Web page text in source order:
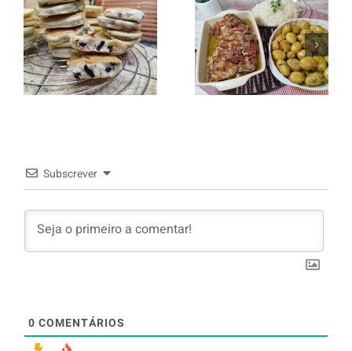
Panquecas
com Oreo
Entrecosto
italiano c/
batata a
murro e
Subscrever
0 COMENTÁRIOS